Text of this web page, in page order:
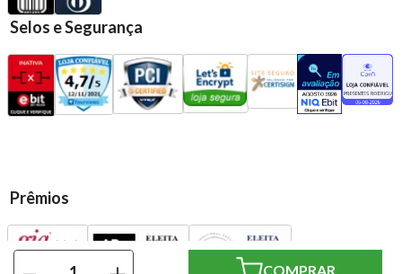
Selos e Segurança
Prêmios